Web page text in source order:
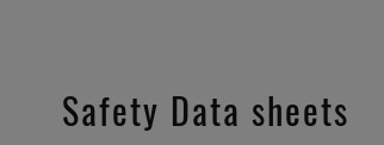
Safety Data sheets